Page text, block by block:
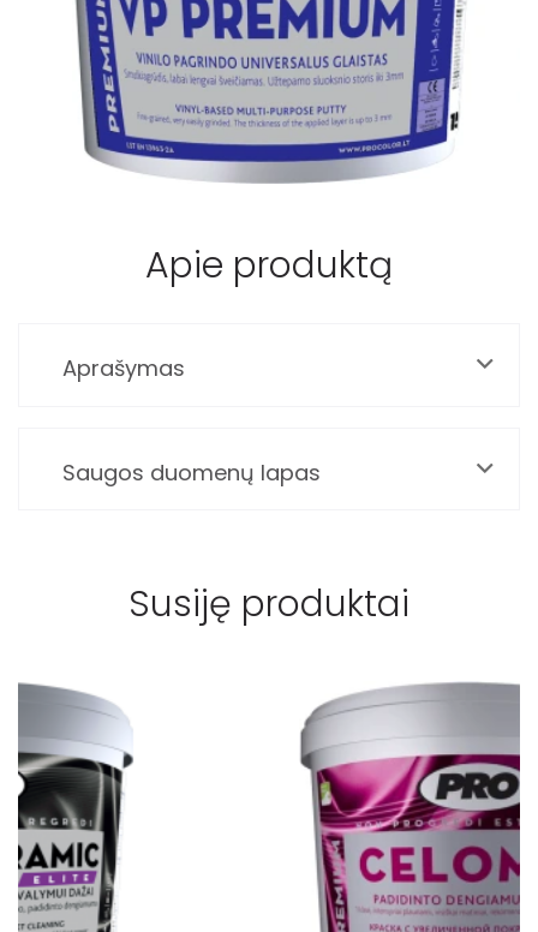
Pristatymo taisyklės
Pirkimo taisyklės
Apie produktą
Aprašymas
Saugos duomenų lapas
Susiję produktai